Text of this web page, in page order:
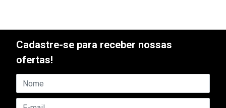
Cadastre-se para receber nossas
ofertas!